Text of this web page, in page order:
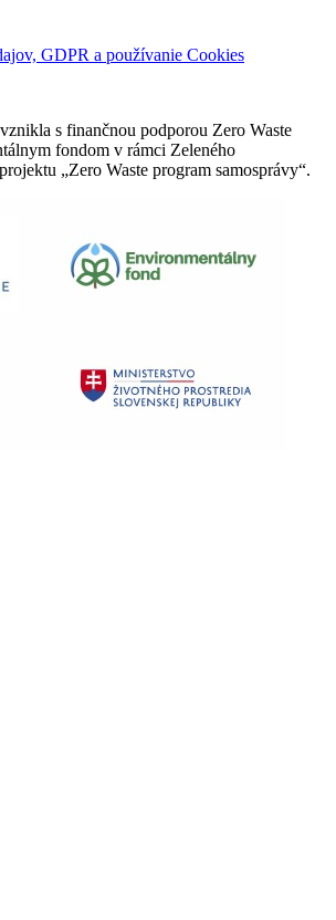
GDPR a používanie Cookies
s finančnou podporou Zero Waste
fondom v rámci Zeleného
„Zero Waste program samosprávy“.